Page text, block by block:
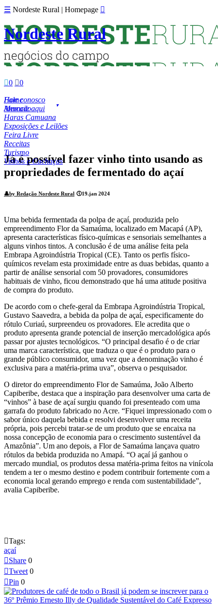
☰ Nordeste Rural | Homepage 
Nordeste Rural
0 0
Fale conosco
Anuncie aqui
Home
Mercado
Haras Camuana
Exposições e Leilões
Feira Livre
Receitas
Turismo
Vinhos e Cachaças
Já é possível fazer vinho tinto usando as
propriedades de fermentado do açaí
👤by Redação Nordeste Rural 🕔19.jan 2024
Uma bebida fermentada da polpa de açaí, produzida pelo
empreendimento Flor da Samaúma, localizado em Macapá (AP),
apresenta características físico-químicas e sensoriais semelhantes a
alguns vinhos tintos. A conclusão é de uma análise feita pela
Embrapa Agroindústria Tropical (CE). Tanto os perfis físico-
químicos revelam esta proximidade entre as duas bebidas, quanto a
partir de análise sensorial com 50 provadores, consumidores
habituais de vinho, ficou demonstrado que há uma atitude positiva
de compra do produto.
De acordo com o chefe-geral da Embrapa Agroindústria Tropical,
Gustavo Saavedra, a bebida da polpa de açaí, especificamente do
rótulo Curiaú, surpreendeu os provadores. Ele acredita que o
produto apresenta grande potencial de inserção mercadológica após
passar por ajustes tecnológicos. “O principal desafio é o de criar
uma marca característica, que traduza o que é o produto para o
grande público consumidor, uma vez que a denominação vinho é
exclusiva para a matéria-prima uva”, observa o pesquisador.
O diretor do empreendimento Flor de Samaúma, João Alberto
Capiberibe, destaca que a inspiração para desenvolver uma carta de
“vinhos” à base de açaí surgiu quando foi presenteado com uma
garrafa do produto fabricado no Acre. “Fiquei impressionado com o
sabor único daquela bebida e resolvi desenvolver uma receita
própria, pois percebi tratar-se de um produto que se encaixa na
nossa concepção de economia para o crescimento sustentável da
Amazônia”. Um ano depois, a Flor de Samaúma lançava quatro
rótulos da bebida produzida no Amapá. “O açaí já ganhou o
mercado mundial, os produtos dessa matéria-prima feitos na vinícola
tendem a ter o mesmo destino e podem contribuir fortemente com a
economia local gerando emprego e renda com sustentabilidade”,
avalia Capiberibe.
Tags:
açaí
Share 0
Tweet 0
Pin 0